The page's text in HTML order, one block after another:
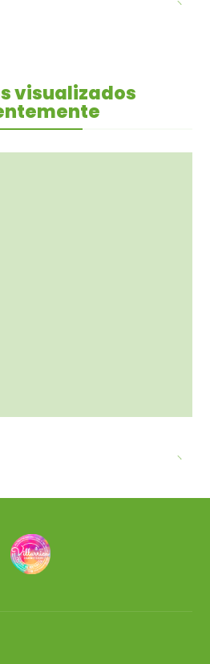
visualizados